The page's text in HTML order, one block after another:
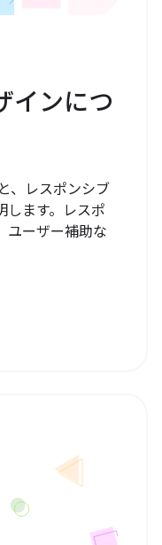
インにつ
、レスポンシブ
します。レスポ
ユーザー補助な